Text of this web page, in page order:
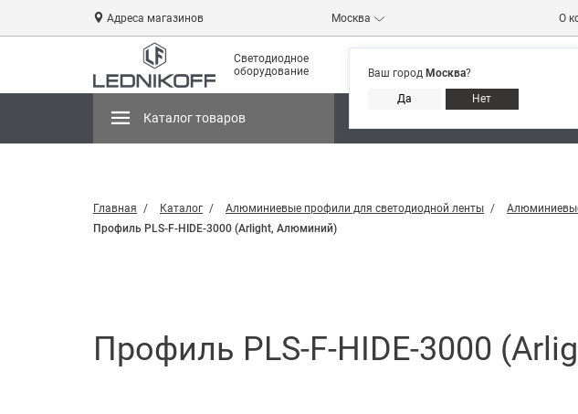
Адреса магазинов Москва
Ваш город Москва?
Да
Нет
О
Светодиодное
оборудование
Каталог товаров
Главная Каталог Алюминиевые профили для светодиодной ленты
Профиль PLS-F-HIDE-3000 (Arlight, Алюминий)
Профиль PLS-F-HIDE-3000